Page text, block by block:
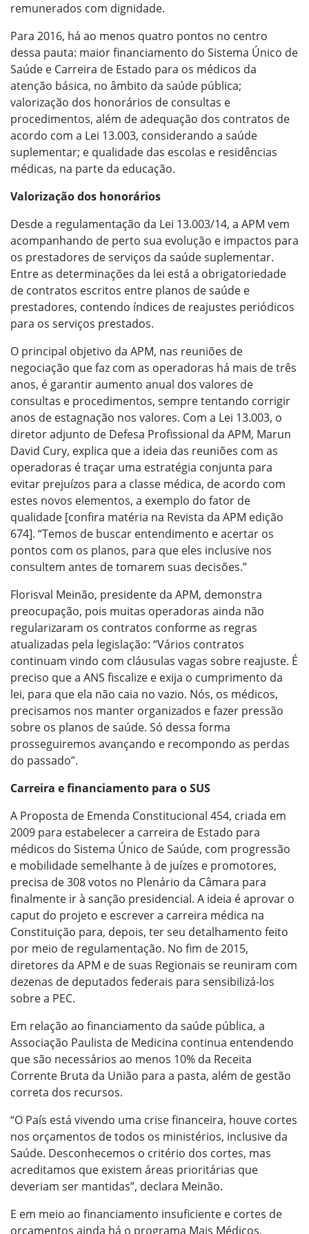
remunerados com dignidade.
Para 2016, há ao menos quatro pontos no centro
dessa pauta: maior financiamento do Sistema Único de
Saúde e Carreira de Estado para os médicos da
atenção básica, no âmbito da saúde pública;
valorização dos honorários de consultas e
procedimentos, além de adequação dos contratos de
acordo com a Lei 13.003, considerando a saúde
suplementar; e qualidade das escolas e residências
médicas, na parte da educação.
Valorização dos honorários
Desde a regulamentação da Lei 13.003/14, a APM vem
acompanhando de perto sua evolução e impactos para
os prestadores de serviços da saúde suplementar.
Entre as determinações da lei está a obrigatoriedade
de contratos escritos entre planos de saúde e
prestadores, contendo índices de reajustes periódicos
para os serviços prestados.
O principal objetivo da APM, nas reuniões de
negociação que faz com as operadoras há mais de três
anos, é garantir aumento anual dos valores de
consultas e procedimentos, sempre tentando corrigir
anos de estagnação nos valores. Com a Lei 13.003, o
diretor adjunto de Defesa Profissional da APM, Marun
David Cury, explica que a ideia das reuniões com as
operadoras é traçar uma estratégia conjunta para
evitar prejuízos para a classe médica, de acordo com
estes novos elementos, a exemplo do fator de
qualidade [confira matéria na Revista da APM edição
674]. “Temos de buscar entendimento e acertar os
pontos com os planos, para que eles inclusive nos
consultem antes de tomarem suas decisões.”
Florisval Meinão, presidente da APM, demonstra
preocupação, pois muitas operadoras ainda não
regularizaram os contratos conforme as regras
atualizadas pela legislação: “Vários contratos
continuam vindo com cláusulas vagas sobre reajuste. É
preciso que a ANS fiscalize e exija o cumprimento da
lei, para que ela não caia no vazio. Nós, os médicos,
precisamos nos manter organizados e fazer pressão
sobre os planos de saúde. Só dessa forma
prosseguiremos avançando e recompondo as perdas
do passado”.
Carreira e financiamento para o SUS
A Proposta de Emenda Constitucional 454, criada em
2009 para estabelecer a carreira de Estado para
médicos do Sistema Único de Saúde, com progressão
e mobilidade semelhante à de juízes e promotores,
precisa de 308 votos no Plenário da Câmara para
finalmente ir à sanção presidencial. A ideia é aprovar o
caput do projeto e escrever a carreira médica na
Constituição para, depois, ter seu detalhamento feito
por meio de regulamentação. No fim de 2015,
diretores da APM e de suas Regionais se reuniram com
dezenas de deputados federais para sensibilizá-los
sobre a PEC.
Em relação ao financiamento da saúde pública, a
Associação Paulista de Medicina continua entendendo
que são necessários ao menos 10% da Receita
Corrente Bruta da União para a pasta, além de gestão
correta dos recursos.
“O País está vivendo uma crise financeira, houve cortes
nos orçamentos de todos os ministérios, inclusive da
Saúde. Desconhecemos o critério dos cortes, mas
acreditamos que existem áreas prioritárias que
deveriam ser mantidas”, declara Meinão.
E em meio ao financiamento insuficiente e cortes de
orçamentos ainda há o programa Mais Médicos,